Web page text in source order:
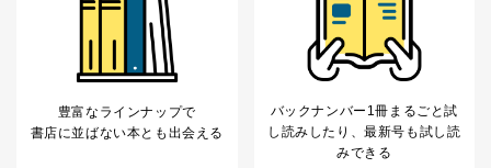
豊富なラインナップで
書店に並ばない本とも出会える
バックナンバー1冊まるごと試
し読み したり、最新号も試し読
みできる